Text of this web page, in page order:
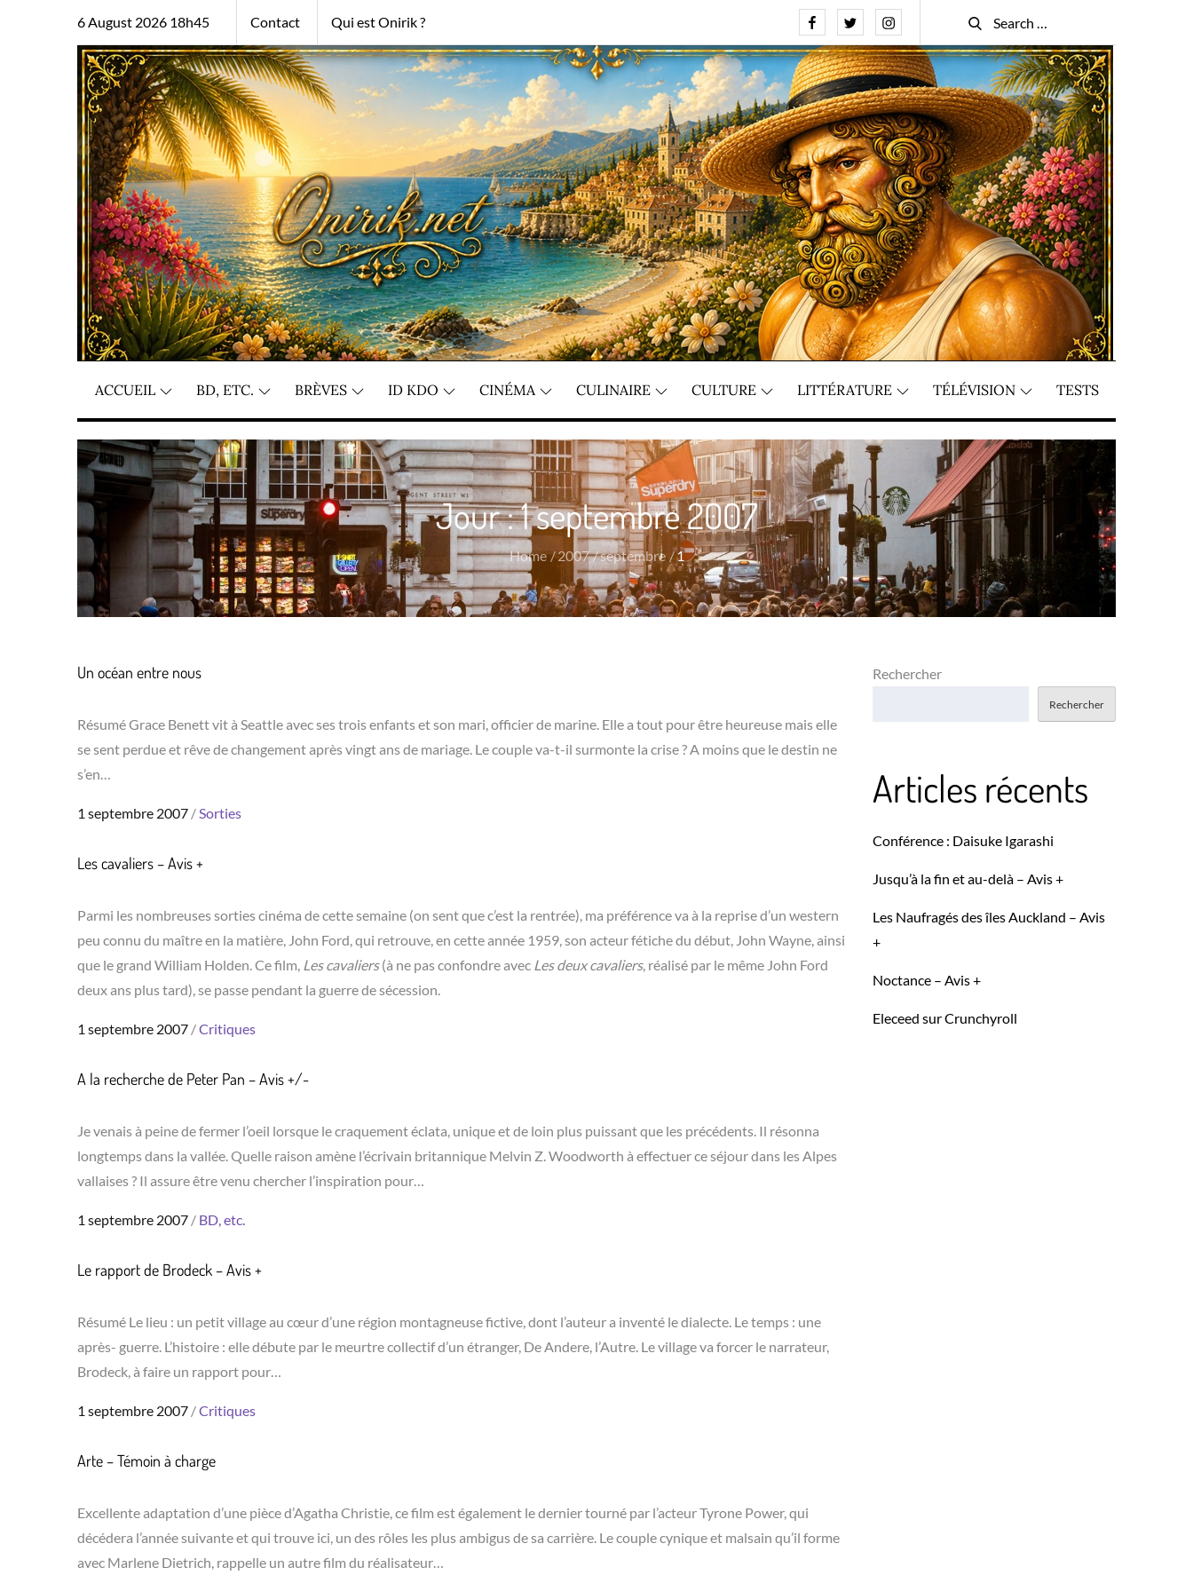
6 August 2026 18h45 Contact Qui est Onirik ? FacebookTwitterInstagram
Search
for:
Search
ACCUEIL BD, ETC. BRÈVES ID KDO CINÉMA CULINAIRE CULTURE LITTÉRATURE TÉLÉVISION TESTS
Jour :1 septembre 2007
Home 2007 septembre 1
Un océan entre nous
Résumé Grace Benett vit à Seattle avec ses trois enfants et son mari, officier de marine. Elle a tout pour être heureuse mais elle
se sent perdue et rêve de changement après vingt ans de mariage. Le couple va-t-il surmonte la crise ? A moins que le destin ne
s’en…
Posted
1 septembre 2007 Sorties
Les cavaliers – Avis +
Parmi les nombreuses sorties cinéma de cette semaine (on sent que c’est la rentrée), ma préférence va à la reprise d’un western
peu connu du maître en la matière, John Ford, qui retrouve, en cette année 1959, son acteur fétiche du début, John Wayne, ainsi
que le grand William Holden. Ce film, Les cavaliers(à ne pas confondre avec Les deux cavaliers, réalisé par le même John Ford
deux ans plus tard), se passe pendant la guerre de sécession.
Posted
1 septembre 2007 Critiques
A la recherche de Peter Pan – Avis +/-
Je venais à peine de fermer l’oeil lorsque le craquement éclata, unique et de loin plus puissant que les précédents. Il résonna
longtemps dans la vallée. Quelle raison amène l’écrivain britannique Melvin Z. Woodworth à effectuer ce séjour dans les Alpes
vallaises ? Il assure être venu chercher l’inspiration pour…
Posted
1 septembre 2007 BD, etc.
Le rapport de Brodeck – Avis +
Résumé Le lieu : un petit village au cœur d’une région montagneuse fictive, dont l’auteur a inventé le dialecte. Le temps : une
après- guerre. L’histoire : elle débute par le meurtre collectif d’un étranger, De Andere, l’Autre. Le village va forcer le narrateur,
Brodeck, à faire un rapport pour…
Posted
1 septembre 2007 Critiques
Arte – Témoin à charge
Excellente adaptation d’une pièce d’Agatha Christie, ce film est également le dernier tourné par l’acteur Tyrone Power, qui
décédera l’année suivante et qui trouve ici, un des rôles les plus ambigus de sa carrière. Le couple cynique et malsain qu’il forme
avec Marlene Dietrich, rappelle un autre film du réalisateur…
Rechercher
Rechercher
Articles récents
Conférence : Daisuke Igarashi
Jusqu’à la fin et au-delà – Avis +
Les Naufragés des îles Auckland – Avis
+
Noctance – Avis +
Eleceed sur Crunchyroll